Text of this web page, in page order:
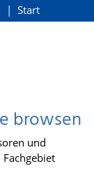
Start
browsen
und